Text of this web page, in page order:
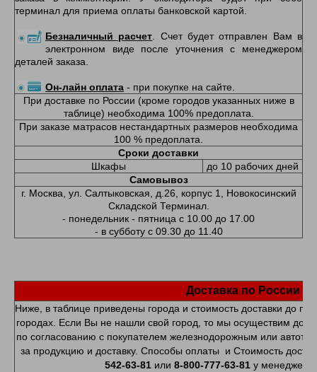
терминал для приема оплаты банковской картой.
Безналичный расчет. Счет будет отправлен Вам в
электронном виде после уточнения с менеджером
деталей заказа.
Он-лайн оплата - при покупке на сайте.
При доставке по России (кроме городов указанных ниже в
таблице) необходима 100% предоплата.
При заказе матрасов нестандартных размеров необходима
100 % предоплата.
Сроки доставки
Шкафы
до 10 рабочих дней
Самовывоз
г. Москва, ул. Салтыковская, д.26, корпус 1, Новокосинский
Складской Терминал.
- понедельник - пятница с 10.00 до 17.00
- в субботу с 09.30 до 11.40
Доставка по России
Ниже, в таблице приведены города и стоимость доставки до
городах. Если Вы не нашли свой город, то мы осуществим
по согласованию с покупателем железнодорожным или
за продукцию и доставку. Способы оплаты и Стоимость
542-63-81 или 8-800-777-63-81 у менеджера-